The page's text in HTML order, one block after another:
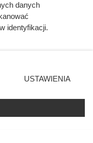
potęgę
pamięta
danych
identyfikacji.
prywatności
strony. Niektóre
się takiemu
zastosowania tylko
USTAWIENIA